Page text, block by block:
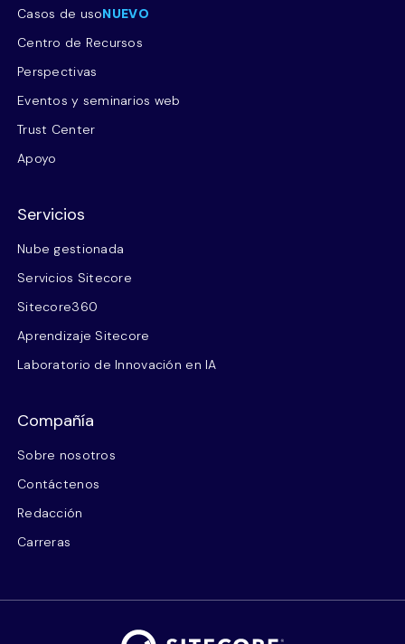
Casos de usoNUEVO
Centro de Recursos
Perspectivas
Eventos y seminarios web
Trust Center
Apoyo
Servicios
Nube gestionada
Servicios Sitecore
Sitecore360
Aprendizaje Sitecore
Laboratorio de Innovación en IA
Compañía
Sobre nosotros
Contáctenos
Redacción
Carreras